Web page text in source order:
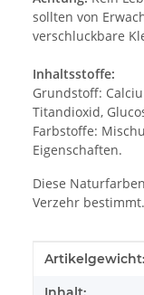
sollten von
verschluckbare
Inhaltsstoffe:
Grundstoff:
Titandioxid,
Farbstoffe:
Eigenschaften.
Diese
Verzehr bestimmt.
Wert
Artikelgewicht: